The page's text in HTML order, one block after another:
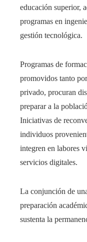
educación superior,
programas en
gestión tecnológica.
Programas de
promovidos tanto
privado, procuran
preparar a la
Iniciativas de
individuos
integren en labores
servicios digitales.
La conjunción de
preparación
sustenta la